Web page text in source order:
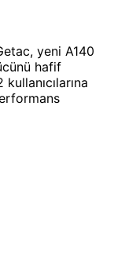
yeni A140
hafif